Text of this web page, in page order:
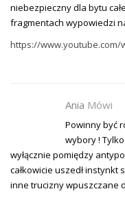
niebezpieczny dla bytu
fragmentach wypowiedzi
https://www.youtube.com/
Ania Mówi
Powinny być
wybory !
wyłącznie pomiędzy
całkowicie uszedł instynkt
inne trucizny wpuszczane